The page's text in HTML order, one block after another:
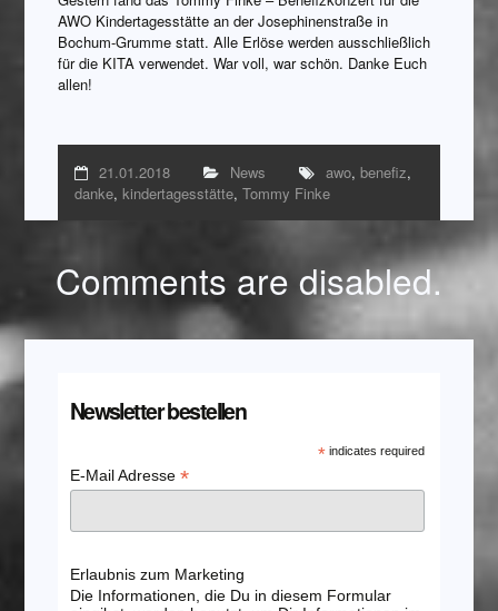
AWO Kindertagesstätte an der Josephinenstraße in
Bochum-Grumme statt. Alle Erlöse werden ausschließlich
für die KITA verwendet. War voll, war schön. Danke Euch
allen!
21.01.2018 News awo,benefiz,
danke,kindertagesstätte,Tommy Finke
Comments are disabled.
Newsletter bestellen
* indicates required
E-Mail Adresse *
Erlaubnis zum Marketing
Die Informationen, die Du in diesem Formular